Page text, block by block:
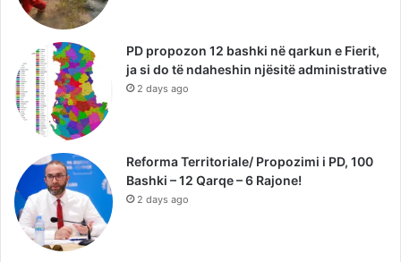
PD propozon 12 bashki në qarkun e Fierit,
ja si do të ndaheshin njësitë administrative
2 days ago
Reforma Territoriale/ Propozimi i PD, 100
Bashki – 12 Qarqe – 6 Rajone!
2 days ago